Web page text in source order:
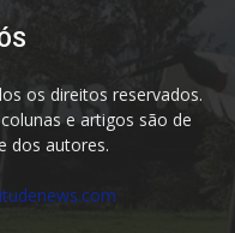
os direitos reservados.
e artigos são de
dos autores.